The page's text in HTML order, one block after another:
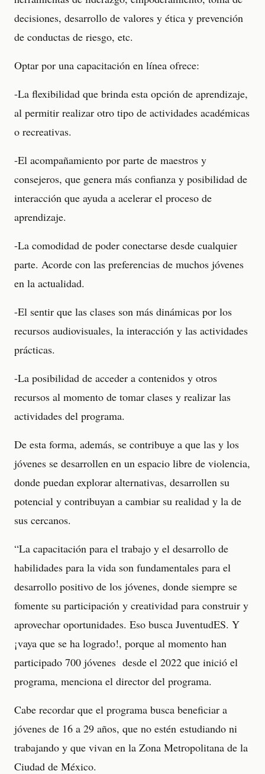
decisiones, desarrollo de valores y ética y prevención
de conductas de riesgo, etc.
Optar por una capacitación en línea ofrece:
-La flexibilidad que brinda esta opción de aprendizaje,
al permitir realizar otro tipo de actividades académicas
o recreativas.
-El acompañamiento por parte de maestros y
consejeros, que genera más confianza y posibilidad de
interacción que ayuda a acelerar el proceso de
aprendizaje.
-La comodidad de poder conectarse desde cualquier
parte. Acorde con las preferencias de muchos jóvenes
en la actualidad.
-El sentir que las clases son más dinámicas por los
recursos audiovisuales, la interacción y las actividades
prácticas.
-La posibilidad de acceder a contenidos y otros
recursos al momento de tomar clases y realizar las
actividades del programa.
De esta forma, además, se contribuye a que las y los
jóvenes se desarrollen en un espacio libre de violencia,
donde puedan explorar alternativas, desarrollen su
potencial y contribuyan a cambiar su realidad y la de
sus cercanos.
“La capacitación para el trabajo y el desarrollo de
habilidades para la vida son fundamentales para el
desarrollo positivo de los jóvenes, donde siempre se
fomente su participación y creatividad para construir y
aprovechar oportunidades. Eso busca JuventudES. Y
¡vaya que se ha logrado!, porque al momento han
participado 700 jóvenes desde el 2022 que inició el
programa, menciona el director del programa.
Cabe recordar que el programa busca beneficiar a
jóvenes de 16 a 29 años, que no estén estudiando ni
trabajando y que vivan en la Zona Metropolitana de la
Ciudad de México.